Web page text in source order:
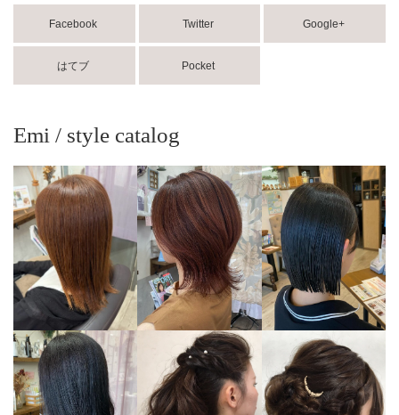
Facebook Twitter Google+
はてブ Pocket
Emi / style catalog